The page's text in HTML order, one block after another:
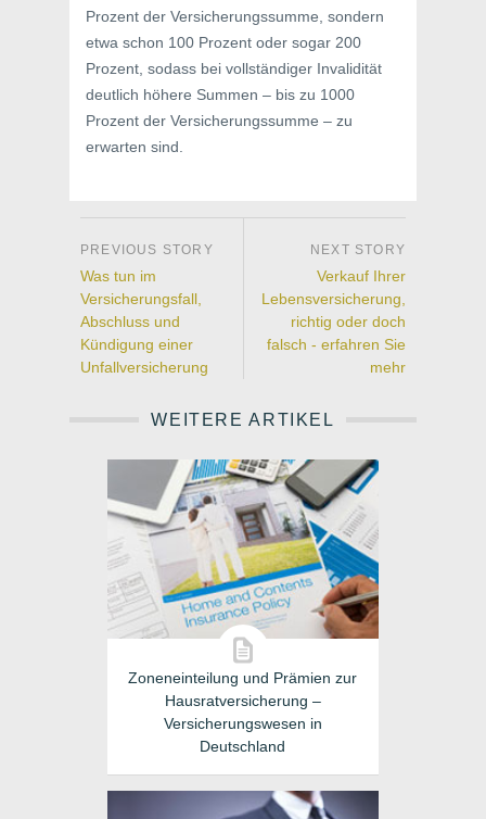
Prozent der Versicherungssumme, sondern
etwa schon 100 Prozent oder sogar 200
Prozent, sodass bei vollständiger Invalidität
deutlich höhere Summen – bis zu 1000
Prozent der Versicherungssumme – zu
erwarten sind.
Was tun im
Versicherungsfall,
Abschluss und
Kündigung einer
Unfallversicherung
Verkauf Ihrer
Lebensversicherung,
richtig oder doch
falsch - erfahren Sie
mehr
WEITERE ARTIKEL
Zoneneinteilung und Prämien zur
Hausratversicherung –
Versicherungswesen in
Deutschland